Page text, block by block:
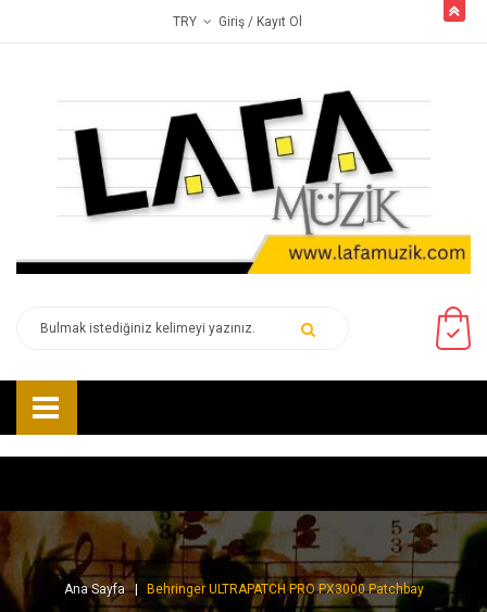
TRY Giriş / Kayıt Ol
Ana Sayfa Behringer ULTRAPATCH PRO PX3000 Patchbay